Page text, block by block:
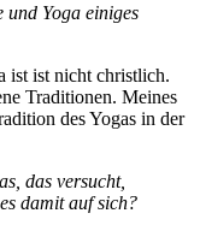
und Yoga einiges
ist ist nicht christlich.
Traditionen. Meines
des Yogas in der
das versucht,
damit auf sich?